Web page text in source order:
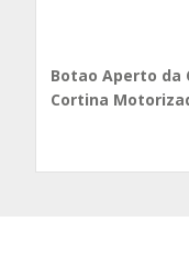
Botao Aperto da
Cortina